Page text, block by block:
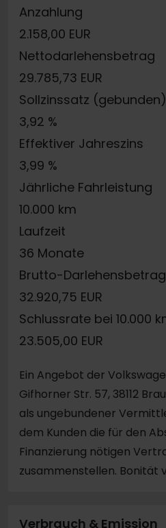
Anzahlung
2.158,00 EUR
Nettodarlehensbetrag
29.785,73 EUR
Sollzinssatz
3,92 %
Effektiver Jahreszins
3,99 %
Jährliche Fahrleistung
10.000 km
Laufzeit
36 Monate
Brutto-Darlehensbetrag
32.920,75 EUR
Schlussrate bei 10.000
23.505,00 EUR
Ein Angebot der
Gifhorner Str. 57, 38112
als ungebundener
dem Kunden die für den
Finanzierung nötigen
zusammenstellen. Bonität
Verbrauch & Emission